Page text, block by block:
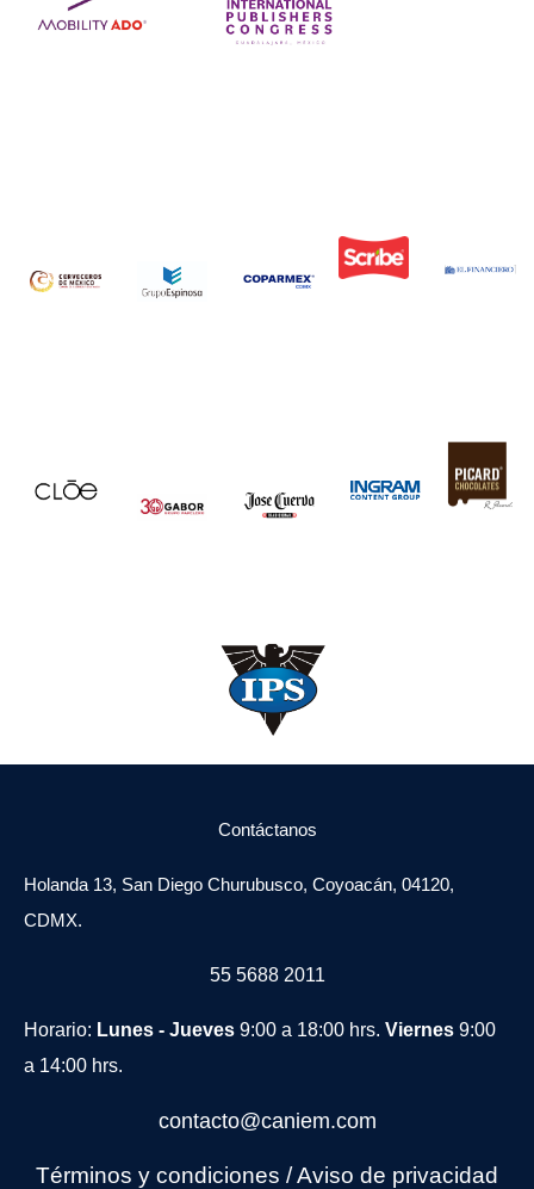
Contáctanos
Holanda 13, San Diego Churubusco, Coyoacán, 04120,
CDMX.
55 5688 2011
Horario: Lunes - Jueves 9:00 a 18:00 hrs. Viernes 9:00
a 14:00 hrs.
contacto@caniem.com
Términos y condiciones /Aviso de privacidad